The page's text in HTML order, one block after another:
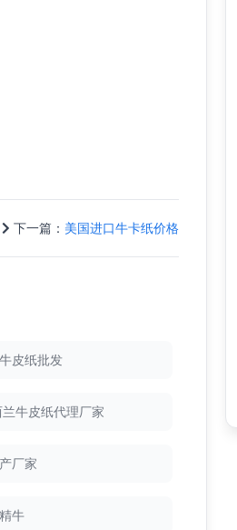
下一篇： 美国进口牛卡纸价格
皮纸批发
牛皮纸代理厂家
厂家
牛